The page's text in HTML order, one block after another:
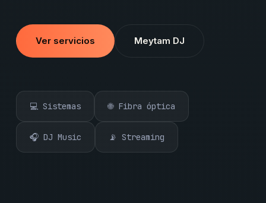
Ver servicios Meytam DJ
💻 Sistemas 🌐 Fibra óptica
🎧 DJ Music 📡 Streaming